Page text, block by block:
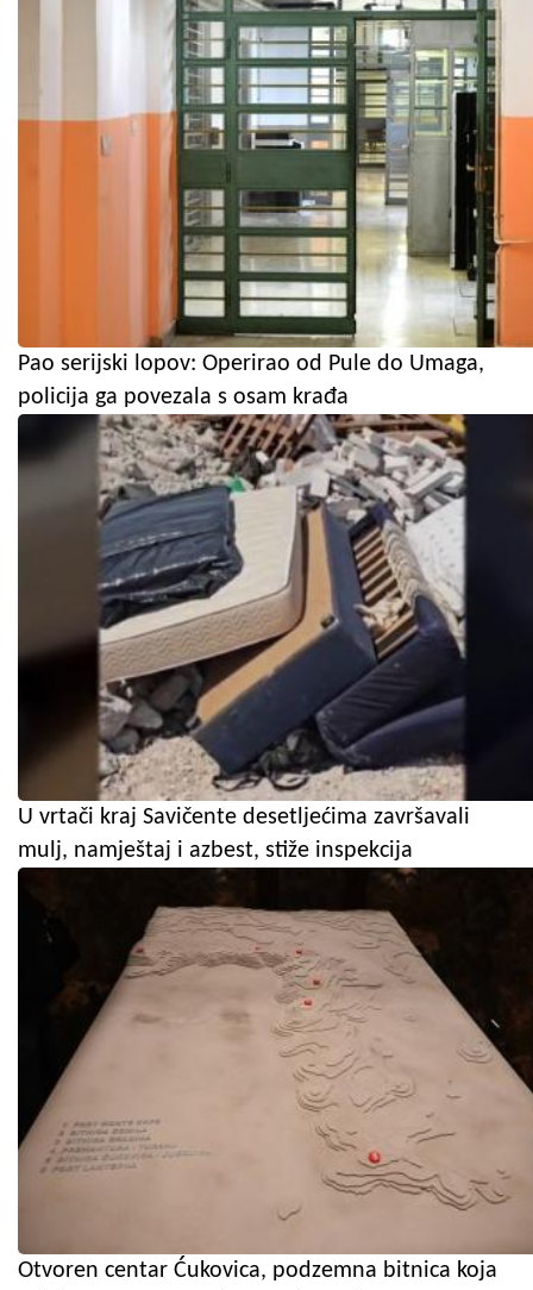
Pao serijski lopov: Operirao od Pule do Umaga,
policija ga povezala s osam krađa
U vrtači kraj Savičente desetljećima završavali
mulj, namještaj i azbest, stiže inspekcija
Otvoren centar Ćukovica, podzemna bitnica koja